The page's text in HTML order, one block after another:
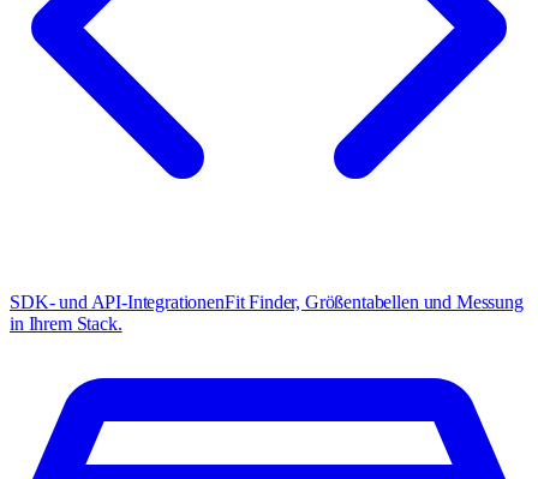
SDK- und API-IntegrationenFit Finder, Größentabellen und Messung
in Ihrem Stack.